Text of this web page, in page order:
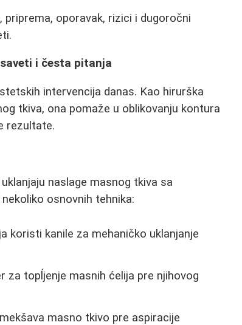
oporavak, rizici i dugoročni
i česta pitanja
intervencija danas. Kao hirurška
tkiva, ona pomaže u oblikovanju kontura
rezultate.
naslage masnog tkiva sa
osnovnih tehnika:
koristi kanile za mehaničko uklanjanje
za topĺjenje masnih ćelija pre njihovog
masno tkivo pre aspiracije